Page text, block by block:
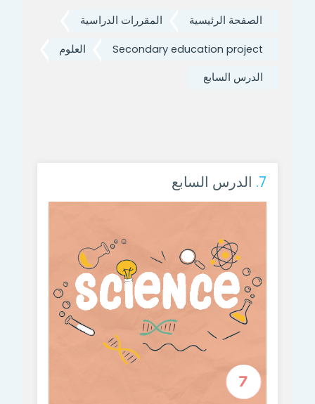
الصفحة الرئيسية المقررات الدراسية
Secondary education project العلوم
الدرس السابع
7. الدرس السابع